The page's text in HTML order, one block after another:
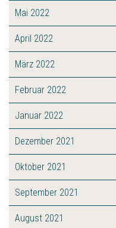
Mai 2022
April 2022
März 2022
Februar 2022
Januar 2022
Dezember 2021
Oktober 2021
September 2021
August 2021